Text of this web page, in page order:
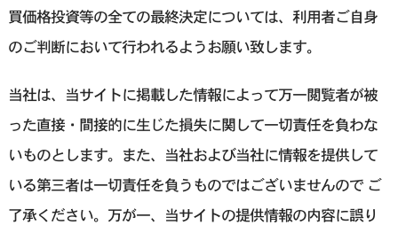
買価格投資等の全ての最終決定については、利用者ご自身
のご判断において行われるようお願い致します。
当社は、当サイトに掲載した情報によって万一閲覧者が被
った直接・間接的に生じた損失に関して一切責任を負わな
いものとします。また、当社および当社に情報を提供して
いる第三者は一切責任を負うものではございませんので ご
了承ください。万が一、当サイトの提供情報の内容に誤り